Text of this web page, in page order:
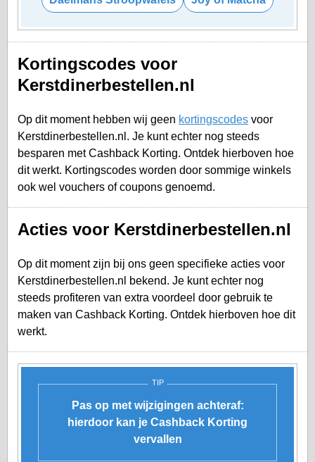
Kortingscodes voor
Kerstdinerbestellen.nl
Op dit moment hebben wij geen kortingscodes voor
Kerstdinerbestellen.nl. Je kunt echter nog steeds
besparen met Cashback Korting. Ontdek hierboven hoe
dit werkt. Kortingscodes worden door sommige winkels
ook wel vouchers of coupons genoemd.
Acties voor Kerstdinerbestellen.nl
Op dit moment zijn bij ons geen specifieke acties voor
Kerstdinerbestellen.nl bekend. Je kunt echter nog
steeds profiteren van extra voordeel door gebruik te
maken van Cashback Korting. Ontdek hierboven hoe dit
werkt.
TIP
Pas op met wijzigingen achteraf:
hierdoor kan je Cashback Korting
vervallen